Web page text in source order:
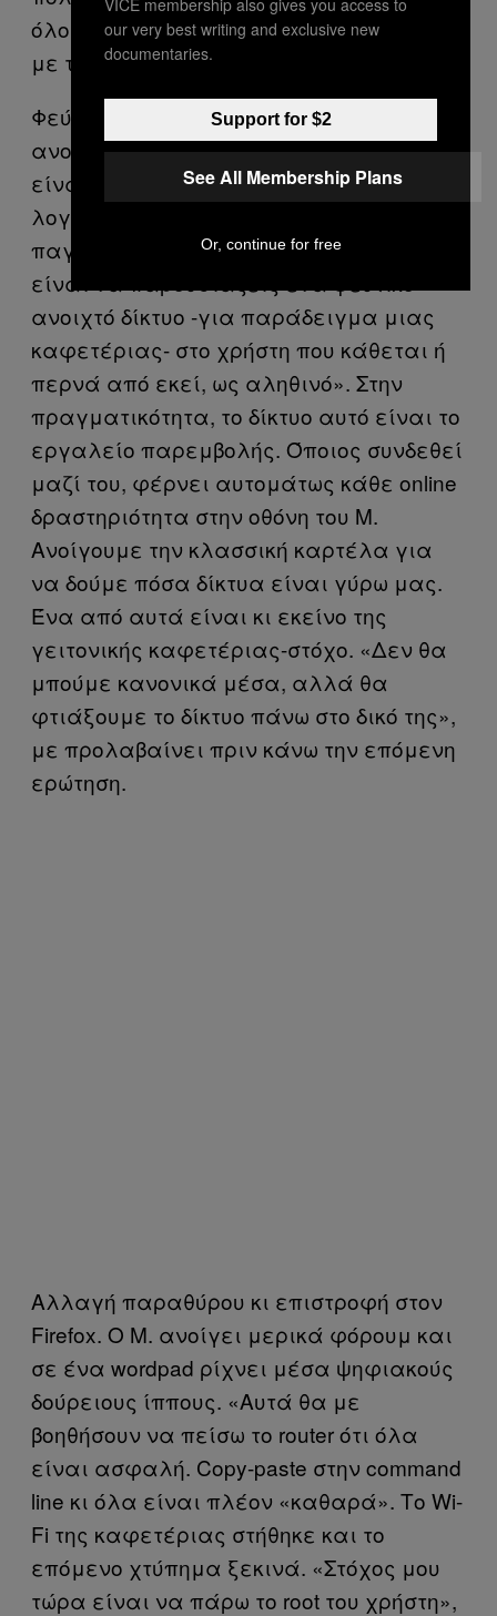
όλοι συνδέονται πλέον μέσω smartphone
με τα social media, και όχι μόνο».
Φεύγουμε από τον debugger και
ανοίγουμε τις ρυθμίσεις δικτύου. Δεν
είναι ίδιες με αυτές των κοινών
λογισμικών. «Εδώ στήνεις το δίκτυο-
παγίδα. Στη ουσία αυτό που κάνεις
είναι να παρουσιάζεις ένα ψεύτικο
ανοιχτό δίκτυο -για παράδειγμα μιας
καφετέριας- στο χρήστη που κάθεται ή
περνά από εκεί, ως αληθινό». Στην
πραγματικότητα, το δίκτυο αυτό είναι το
εργαλείο παρεμβολής. Όποιος συνδεθεί
μαζί του, φέρνει αυτομάτως κάθε online
δραστηριότητα στην οθόνη του Μ.
Ανοίγουμε την κλασσική καρτέλα για
να δούμε πόσα δίκτυα είναι γύρω μας.
Ένα από αυτά είναι κι εκείνο της
γειτονικής καφετέριας-στόχο. «Δεν θα
μπούμε κανονικά μέσα, αλλά θα
φτιάξουμε το δίκτυο πάνω στο δικό της»,
με προλαβαίνει πριν κάνω την επόμενη
ερώτηση.
Αλλαγή παραθύρου κι επιστροφή στον
Firefox. Ο Μ. ανοίγει μερικά φόρουμ και
σε ένα wordpad ρίχνει μέσα ψηφιακούς
δούρειους ίππους. «Αυτά θα με
βοηθήσουν να πείσω το router ότι όλα
είναι ασφαλή. Copy-paste στην command
line κι όλα είναι πλέον «καθαρά». Το Wi-
Fi της καφετέριας στήθηκε και το
επόμενο χτύπημα ξεκινά. «Στόχος μου
τώρα είναι να πάρω το root του χρήστη»,
our very best writing and exclusive new
documentaries.
Support for $2
See All Membership Plans
Or, continue for free